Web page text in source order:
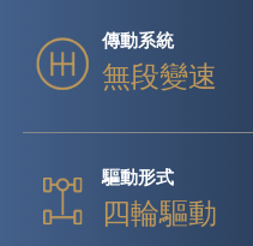
傳動系統
無段變速
驅動形式
四輪驅動